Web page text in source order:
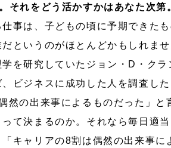
それをどう活かすかはあなた次第
事は、子どもの頃に予期できた
というのがほとんどかもしれませ
を研究していたジョン・D・ク
ビジネスに成功した人を調査し
然の出来事によるものだった」と
て決まるのか。それなら毎日適
キャリアの8割は偶然の出来事